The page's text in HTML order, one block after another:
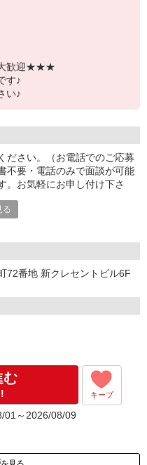
歓迎★★★
す♪
い♪
ださい。（お電話でのご応募
不要・電話のみで面談が可能
。お気軽にお申し付け下さ
る
72番地 新クレセントビル6F
む
キープ
01～2026/08/09